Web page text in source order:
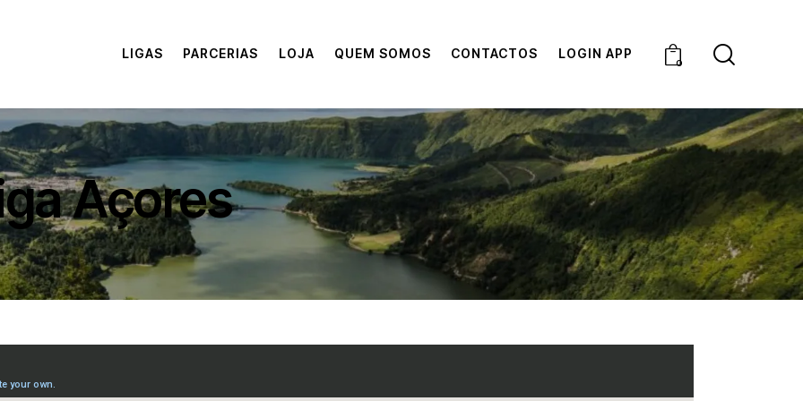
LIGAS PARCERIAS LOJA QUEM SOMOS CONTACTOS LOGIN APP
0
Açores